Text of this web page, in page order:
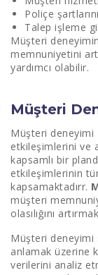
Poliçe
Talep işleme
Müşteri
memnuniyetini
yardımcı olabilir.
Müşteri
Müşteri deneyimi
etkileşimlerini ve
kapsamlı bir
etkileşimlerinin
kapsamaktadırr.
müşteri
olasılığını
Müşteri
anlamak üzerine
verilerini analiz